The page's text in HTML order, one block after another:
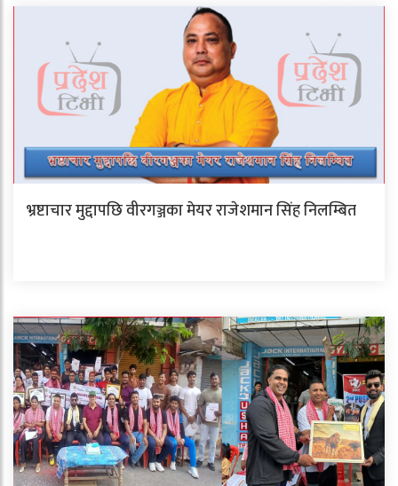
भ्रष्टाचार मुद्दापछि वीरगञ्जका मेयर राजेशमान सिंह निलम्बित